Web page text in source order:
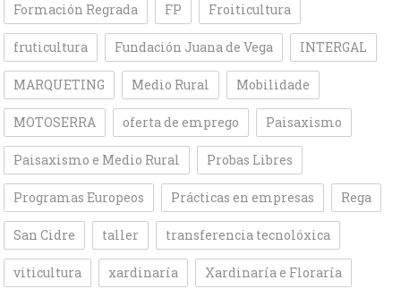
Formación Regrada FP Froiticultura
fruticultura Fundación Juana de Vega INTERGAL
MARQUETING Medio Rural Mobilidade
MOTOSERRA oferta de emprego Paisaxismo
Paisaxismo e Medio Rural Probas Libres
Programas Europeos Prácticas en empresas Rega
San Cidre taller transferencia tecnolóxica
viticultura xardinaría Xardinaría e Floraría